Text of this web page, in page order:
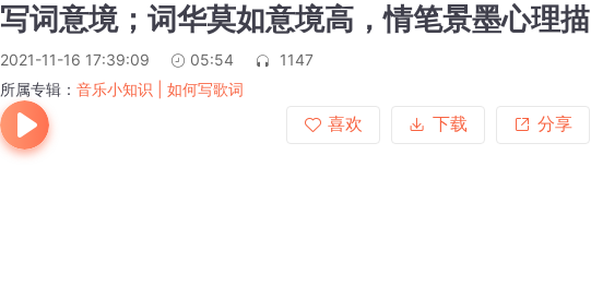
写词意境；词华莫如意境高，情笔景墨心理描
2021-11-16 17:39:09 05:54
1147
所属专辑： 音乐小知识 | 如何写歌词
喜欢
下载 分享